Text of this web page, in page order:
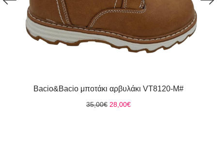
Bacio&Bacio μποτάκι αρβυλάκι VT8120-M#
35,00€ Original
28,00€Η